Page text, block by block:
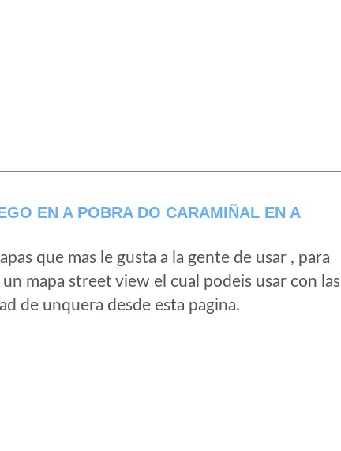
EN A POBRA DO CARAMIÑAL EN A
que mas le gusta a la gente de usar , para
mapa street view el cual podeis usar con las
de unquera desde esta pagina.